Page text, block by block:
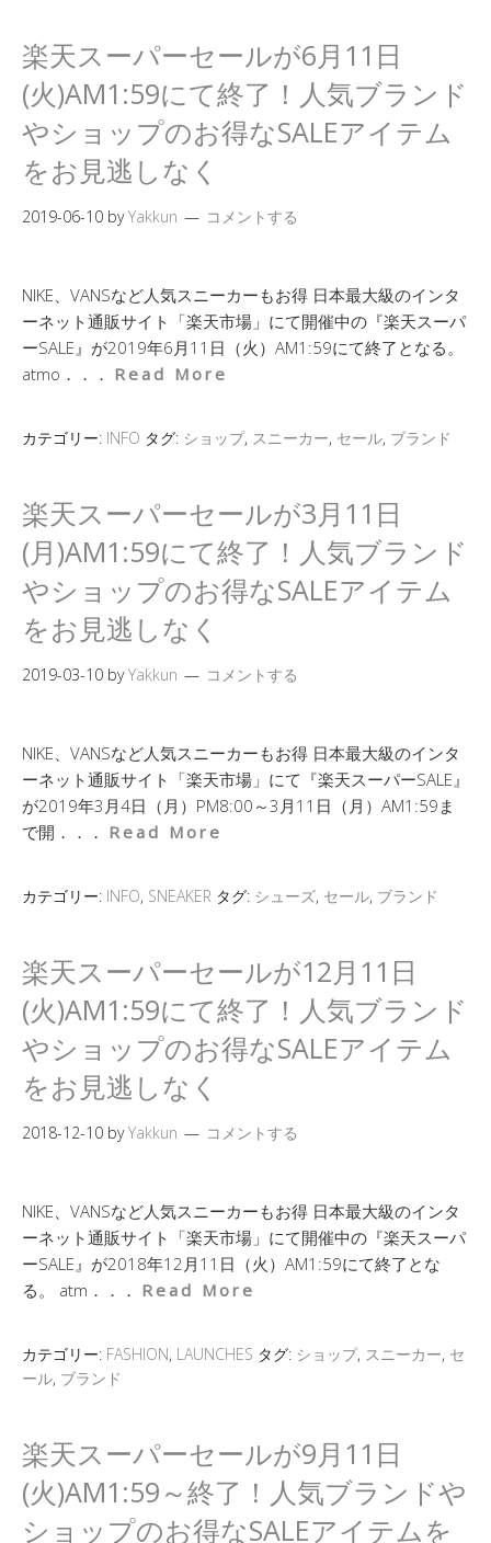
楽天スーパーセールが6月11日
(火)AM1:59にて終了！人気ブランド
やショップのお得なSALEアイテム
をお見逃しなく
2019-06-10 byYakkun コメントする
NIKE、VANSなど人気スニーカーもお得 日本最大級のインタ
ーネット通販サイト「楽天市場」にて開催中の『楽天スーパ
ーSALE』が2019年6月11日（火）AM1:59にて終了となる。
atmo．．． Read More
カテゴリー: INFO タグ: ショップ, スニーカー, セール, ブランド
楽天スーパーセールが3月11日
(月)AM1:59にて終了！人気ブランド
やショップのお得なSALEアイテム
をお見逃しなく
2019-03-10 byYakkun コメントする
NIKE、VANSなど人気スニーカーもお得 日本最大級のインタ
ーネット通販サイト「楽天市場」にて『楽天スーパーSALE』
が2019年3月4日（月）PM8:00～3月11日（月）AM1:59ま
で開．．． Read More
カテゴリー: INFO, SNEAKER タグ: シューズ, セール, ブランド
楽天スーパーセールが12月11日
(火)AM1:59にて終了！人気ブランド
やショップのお得なSALEアイテム
をお見逃しなく
2018-12-10 byYakkun コメントする
NIKE、VANSなど人気スニーカーもお得 日本最大級のインタ
ーネット通販サイト「楽天市場」にて開催中の『楽天スーパ
ーSALE』が2018年12月11日（火）AM1:59にて終了とな
る。 atm．．． Read More
カテゴリー: FASHION, LAUNCHES タグ: ショップ, スニーカー, セ
ール, ブランド
楽天スーパーセールが9月11日
(火)AM1:59～終了！人気ブランドや
ショップのお得なSALEアイテムを